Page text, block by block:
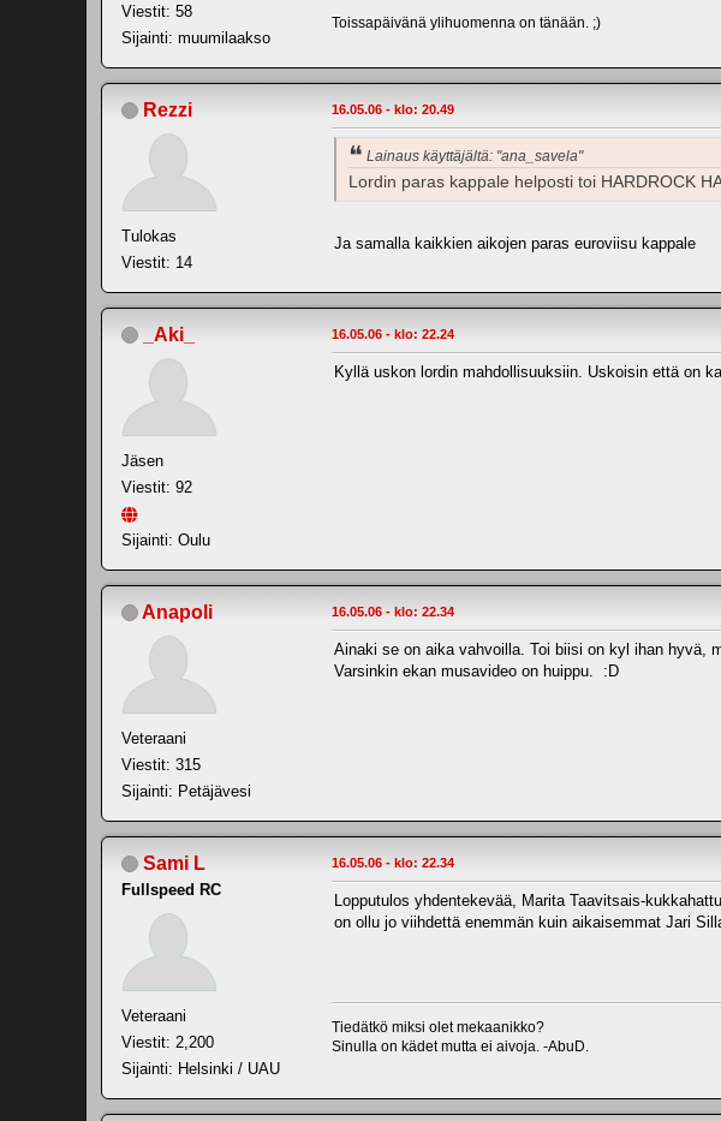
Viestit: 58
Sijainti: muumilaakso
Toissapäivänä ylihuomenna on tänään. ;)
Rezzi
Tulokas
Viestit: 14
16.05.06 - klo: 20.49
Lainaus käyttäjältä: "ana_savela"
Lordin paras kappale helposti toi HARDROCK
Ja samalla kaikkien aikojen paras euroviisu kappale
_Aki_
Jäsen
Viestit: 92
Sijainti: Oulu
16.05.06 - klo: 22.24
Kyllä uskon lordin mahdollisuuksiin. Uskoisin että on
Anapoli
Veteraani
Viestit: 315
Sijainti: Petäjävesi
16.05.06 - klo: 22.34
Ainaki se on aika vahvoilla. Toi biisi on kyl ihan hyvä,
Varsinkin ekan musavideo on huippu. :D
Sami L
Fullspeed RC
Veteraani
Viestit: 2,200
Sijainti: Helsinki / UAU
16.05.06 - klo: 22.34
Lopputulos yhdentekevää, Marita Taavitsais-
on ollu jo viihdettä enemmän kuin aikaisemmat Jari
Tiedätkö miksi olet mekaanikko?
Sinulla on kädet mutta ei aivoja. -AbuD.